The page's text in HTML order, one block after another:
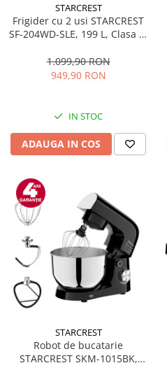
STARCREST
Frigider cu 2 usi STARCREST
SF-204WD-SLE, 199 L, Clasa E,
Termostat Ajustabil, Usi
reversibile, H 143 cm, Argintiu
1.099,90 RON
949,90 RON
IN STOC
ADAUGA IN COS
STARCREST
Robot de bucatarie
STARCREST SKM-1015BK,